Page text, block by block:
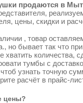
продаются в
цены, скидки и
, товар
но бывает так что
хватить количества,
тумбы с
узнать точную
расчёт в прайс-
цены?